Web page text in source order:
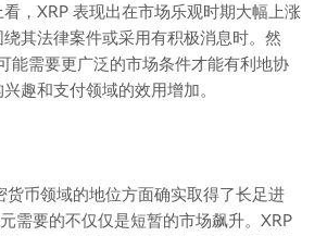
，XRP 表现出在市场乐观时期大幅上涨
其法律案件或采用有积极消息时。然
能需要更广泛的市场条件才能有利地协
趣和支付领域的效用增加。
货币领域的地位方面确实取得了长足进
需要的不仅仅是短暂的市场飙升。XRP